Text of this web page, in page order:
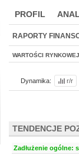
PROFIL
BR LAB
RAPORTY
WARTOŚCI RYNKOWEJ
Dynamika: r/r
TENDENCJE
Zadłużenie ogólne: